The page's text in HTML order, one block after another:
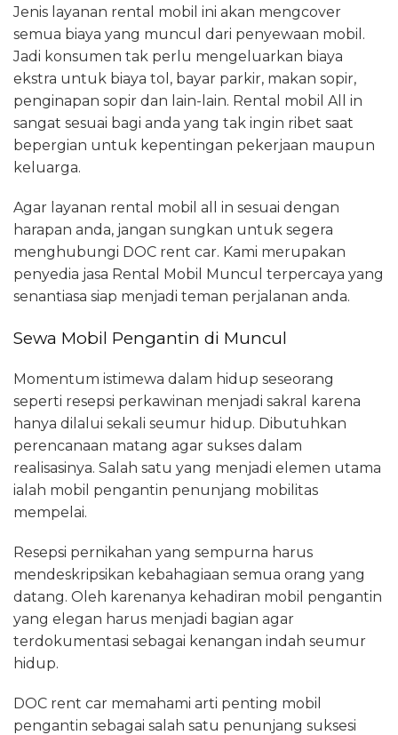
Jenis layanan rental mobil ini akan mengcover
semua biaya yang muncul dari penyewaan mobil.
Jadi konsumen tak perlu mengeluarkan biaya
ekstra untuk biaya tol, bayar parkir, makan sopir,
penginapan sopir dan lain-lain. Rental mobil All in
sangat sesuai bagi anda yang tak ingin ribet saat
bepergian untuk kepentingan pekerjaan maupun
keluarga.
Agar layanan rental mobil all in sesuai dengan
harapan anda, jangan sungkan untuk segera
menghubungi DOC rent car. Kami merupakan
penyedia jasa Rental Mobil Muncul terpercaya yang
senantiasa siap menjadi teman perjalanan anda.
Sewa Mobil Pengantin di Muncul
Momentum istimewa dalam hidup seseorang
seperti resepsi perkawinan menjadi sakral karena
hanya dilalui sekali seumur hidup. Dibutuhkan
perencanaan matang agar sukses dalam
realisasinya. Salah satu yang menjadi elemen utama
ialah mobil pengantin penunjang mobilitas
mempelai.
Resepsi pernikahan yang sempurna harus
mendeskripsikan kebahagiaan semua orang yang
datang. Oleh karenanya kehadiran mobil pengantin
yang elegan harus menjadi bagian agar
terdokumentasi sebagai kenangan indah seumur
hidup.
DOC rent car memahami arti penting mobil
pengantin sebagai salah satu penunjang suksesi